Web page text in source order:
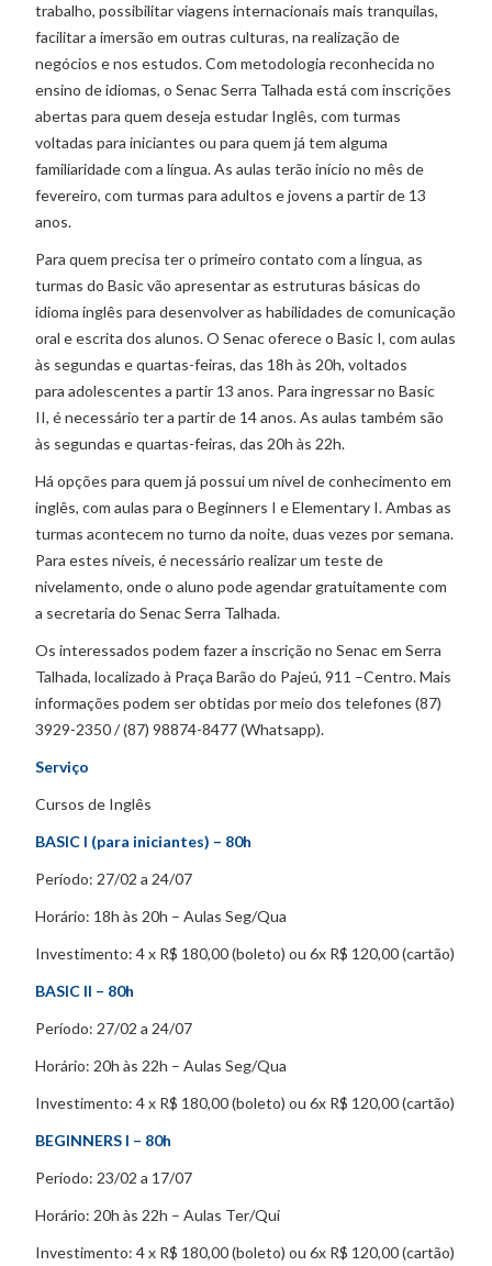
trabalho, possibilitar viagens internacionais mais tranquilas,
facilitar a imersão em outras culturas, na realização de
negócios e nos estudos. Com metodologia reconhecida no
ensino de idiomas, o Senac Serra Talhada está com inscrições
abertas para quem deseja estudar Inglês, com turmas
voltadas para iniciantes ou para quem já tem alguma
familiaridade com a língua. As aulas terão início no mês de
fevereiro, com turmas para adultos e jovens a partir de 13
anos.
Para quem precisa ter o primeiro contato com a língua, as
turmas do Basic vão apresentar as estruturas básicas do
idioma inglês para desenvolver as habilidades de comunicação
oral e escrita dos alunos. O Senac oferece o Basic I, com aulas
às segundas e quartas-feiras, das 18h às 20h, voltados
para adolescentes a partir 13 anos. Para ingressar no Basic
II, é necessário ter a partir de 14 anos. As aulas também são
às segundas e quartas-feiras, das 20h às 22h.
Há opções para quem já possui um nível de conhecimento em
inglês, com aulas para o Beginners I e Elementary I. Ambas as
turmas acontecem no turno da noite, duas vezes por semana.
Para estes níveis, é necessário realizar um teste de
nivelamento, onde o aluno pode agendar gratuitamente com
a secretaria do Senac Serra Talhada.
Os interessados podem fazer a inscrição no Senac em Serra
Talhada, localizado à Praça Barão do Pajeú, 911 –Centro. Mais
informações podem ser obtidas por meio dos telefones (87)
3929-2350 / (87) 98874-8477 (Whatsapp).
Serviço
Cursos de Inglês
BASIC I (para iniciantes) – 80h
Período: 27/02 a 24/07
Horário: 18h às 20h – Aulas Seg/Qua
Investimento: 4 x R$ 180,00 (boleto) ou 6x R$ 120,00 (cartão)
BASIC II – 80h
Período: 27/02 a 24/07
Horário: 20h às 22h – Aulas Seg/Qua
Investimento: 4 x R$ 180,00 (boleto) ou 6x R$ 120,00 (cartão)
BEGINNERS I – 80h
Período: 23/02 a 17/07
Horário: 20h às 22h – Aulas Ter/Qui
Investimento: 4 x R$ 180,00 (boleto) ou 6x R$ 120,00 (cartão)